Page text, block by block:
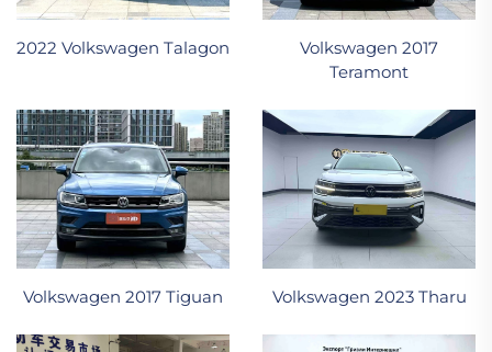
2022 Volkswagen Talagon
Volkswagen 2017
Teramont
Volkswagen 2017 Tiguan Volkswagen 2023 Tharu